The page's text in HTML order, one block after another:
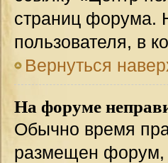
страниц форума.
пользователя, в
Вернуться
На форуме
Обычно время
размещен форум,